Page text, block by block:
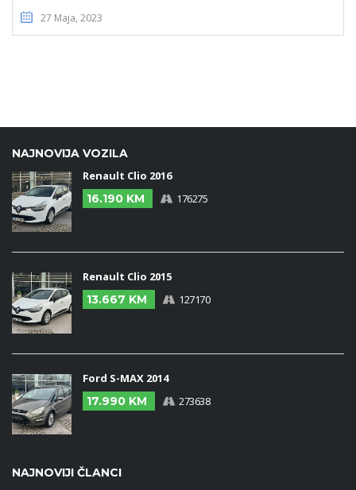
27 Maja, 2023
NAJNOVIJA VOZILA
Renault Clio 2016
16.190 KM
176275
Renault Clio 2015
13.667 KM
127170
Ford S-MAX 2014
17.990 KM
273638
NAJNOVIJI ČLANCI